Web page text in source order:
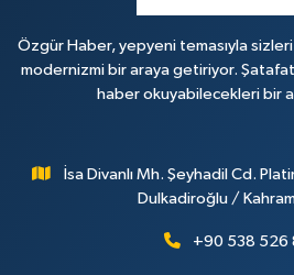
Özgür Haber, yepyeni temasıyla
modernizmi bir araya getiriyor.
haber okuyabilecekleri bir
İsa Divanlı Mh. Şeyhadil Cd.
Dulkadiroğlu /
+90 538 526